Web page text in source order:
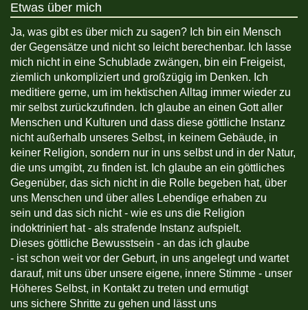
Etwas über mich
Ja, was gibt es über mich zu sagen? Ich bin ein Mensch
der Gegensätze und nicht so leicht berechenbar. Ich lasse
mich nicht in eine Schublade zwängen, bin ein Freigeist,
ziemlich unkompliziert und großzügig im Denken. Ich
meditiere gerne, um im hektischen Alltag immer wieder zu
mir selbst zurückzufinden. Ich glaube an einen Gott aller
Menschen und Kulturen und dass diese göttliche Instanz
nicht außerhalb unseres Selbst, in keinem Gebäude, in
keiner Religion, sondern nur in uns selbst und in der Natur,
die uns umgibt, zu finden ist. Ich glaube an ein göttliches
Gegenüber, das sich nicht in die Rolle begeben hat, über
uns Menschen und über alles Lebendige erhaben zu
sein und das sich nicht - wie es uns die Religion
indoktriniert hat - als strafende Instanz aufspielt.
Dieses göttliche Bewusstsein - an das ich glaube
- ist schon weit vor der Geburt, in uns angelegt und wartet
darauf, mit uns über unsere eigene, innere Stimme - unser
Höheres Selbst, in Kontakt zu treten und ermutigt
uns sichere Shritte zu gehen und lässt uns